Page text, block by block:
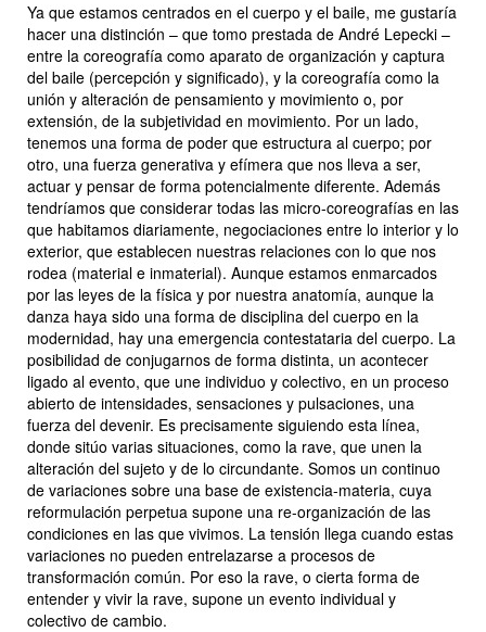
Ya que estamos centrados en el cuerpo y el baile, me gustaría
hacer una distinción – que tomo prestada de André Lepecki –
entre la coreografía como aparato de organización y captura
del baile (percepción y significado), y la coreografía como la
unión y alteración de pensamiento y movimiento o, por
extensión, de la subjetividad en movimiento. Por un lado,
tenemos una forma de poder que estructura al cuerpo; por
otro, una fuerza generativa y efímera que nos lleva a ser,
actuar y pensar de forma potencialmente diferente. Además
tendríamos que considerar todas las micro-coreografías en las
que habitamos diariamente, negociaciones entre lo interior y lo
exterior, que establecen nuestras relaciones con lo que nos
rodea (material e inmaterial). Aunque estamos enmarcados
por las leyes de la física y por nuestra anatomía, aunque la
danza haya sido una forma de disciplina del cuerpo en la
modernidad, hay una emergencia contestataria del cuerpo. La
posibilidad de conjugarnos de forma distinta, un acontecer
ligado al evento, que une individuo y colectivo, en un proceso
abierto de intensidades, sensaciones y pulsaciones, una
fuerza del devenir. Es precisamente siguiendo esta línea,
donde sitúo varias situaciones, como la rave, que unen la
alteración del sujeto y de lo circundante. Somos un continuo
de variaciones sobre una base de existencia-materia, cuya
reformulación perpetua supone una re-organización de las
condiciones en las que vivimos. La tensión llega cuando estas
variaciones no pueden entrelazarse a procesos de
transformación común. Por eso la rave, o cierta forma de
entender y vivir la rave, supone un evento individual y
colectivo de cambio.